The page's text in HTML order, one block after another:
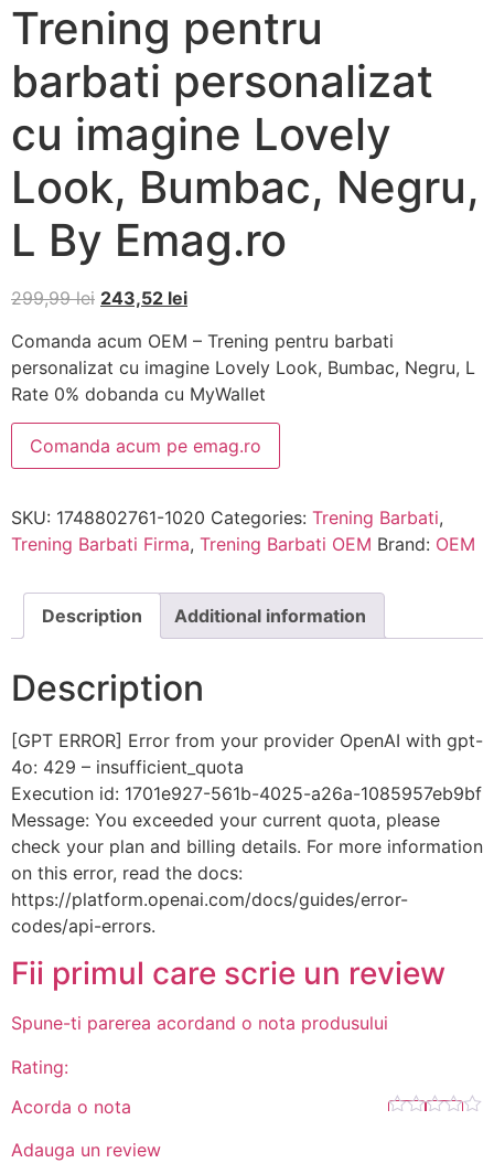
Trening pentru
barbati personalizat
cu imagine Lovely
Look, Bumbac, Negru,
L By Emag.ro
299,99lei 243,52 lei
Comanda acum OEM – Trening pentru barbati
personalizat cu imagine Lovely Look, Bumbac, Negru, L
Rate 0% dobanda cu MyWallet
Comanda acum pe emag.ro
SKU: 1748802761-1020 Categories: Trening Barbati,
Trening Barbati Firma, Trening Barbati OEM Brand: OEM
Description Additional information
Description
[GPT ERROR] Error from your provider OpenAI with gpt-
4o: 429 – insufficient_quota
Execution id: 1701e927-561b-4025-a26a-1085957eb9bf
Message: You exceeded your current quota, please
check your plan and billing details. For more information
on this error, read the docs:
https://platform.openai.com/docs/guides/error-
codes/api-errors.
Fii primul care scrie un review
Spune-ti parerea acordand o nota produsului
Rating:
Acorda o nota
Adauga un review